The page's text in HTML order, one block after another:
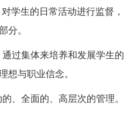
学生的日常活动进行监督，
分。
过集体来培养和发展学生的
想与职业信念。
、全面的、高层次的管理。